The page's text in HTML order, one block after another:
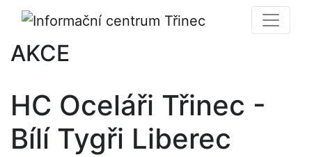
AKCE
HC Oceláři Třinec -
Bílí Tygři Liberec